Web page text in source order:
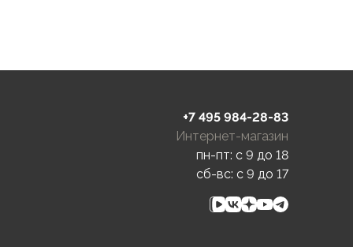
+7 495 984-28-83
Интернет-магазин
пн-пт: c 9 до 18
сб-вс: c 9 до 17